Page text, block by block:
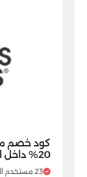
كود خصم
20% داخل المملكة
23 مستخدم اليوم